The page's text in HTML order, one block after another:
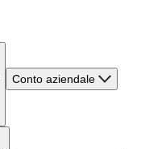
Conto aziendale